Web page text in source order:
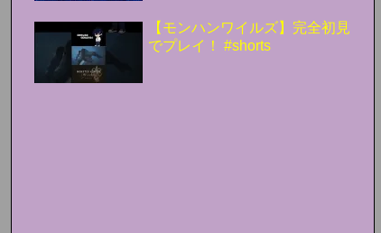
【モンハンワイルズ】完全初見
でプレイ！ #shorts